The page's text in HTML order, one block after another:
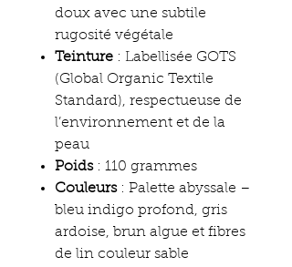
doux avec une subtile
rugosité végétale
Teinture : Labellisée GOTS
(Global Organic Textile
Standard), respectueuse de
l’environnement et de la
peau
Poids: 110 grammes
Couleurs: Palette abyssale –
bleu indigo profond, gris
ardoise, brun algue et fibres
de lin couleur sable